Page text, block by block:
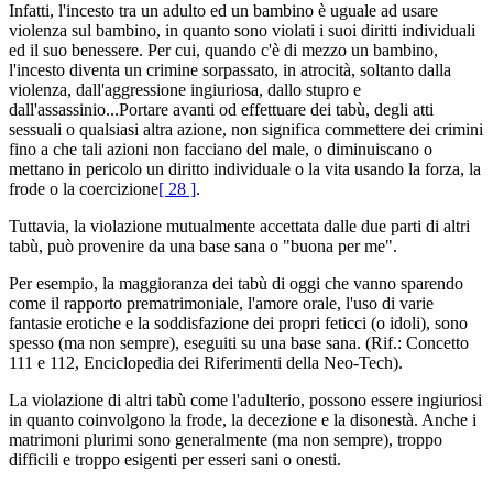
Infatti, l'incesto tra un adulto ed un bambino è uguale ad usare
violenza sul bambino, in quanto sono violati i suoi diritti individuali
ed il suo benessere. Per cui, quando c'è di mezzo un bambino,
l'incesto diventa un crimine sorpassato, in atrocità, soltanto dalla
violenza, dall'aggressione ingiuriosa, dallo stupro e
dall'assassinio...Portare avanti od effettuare dei tabù, degli atti
sessuali o qualsiasi altra azione, non significa commettere dei crimini
fino a che tali azioni non facciano del male, o diminuiscano o
mettano in pericolo un diritto individuale o la vita usando la forza, la
frode o la coercizione[ 28 ].
Tuttavia, la violazione mutualmente accettata dalle due parti di altri
tabù, può provenire da una base sana o "buona per me".
Per esempio, la maggioranza dei tabù di oggi che vanno sparendo
come il rapporto prematrimoniale, l'amore orale, l'uso di varie
fantasie erotiche e la soddisfazione dei propri feticci (o idoli), sono
spesso (ma non sempre), eseguiti su una base sana. (Rif.: Concetto
111 e 112, Enciclopedia dei Riferimenti della Neo-Tech).
La violazione di altri tabù come l'adulterio, possono essere ingiuriosi
in quanto coinvolgono la frode, la decezione e la disonestà. Anche i
matrimoni plurimi sono generalmente (ma non sempre), troppo
difficili e troppo esigenti per esseri sani o onesti.